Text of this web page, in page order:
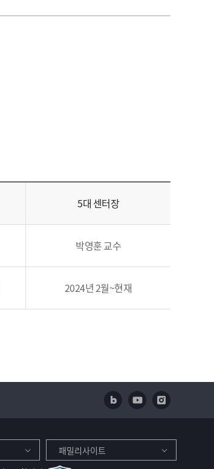
5대 센터장
박영훈 교수
2024년 2월~현재
네이버 블로그
유투브
패밀리사이트